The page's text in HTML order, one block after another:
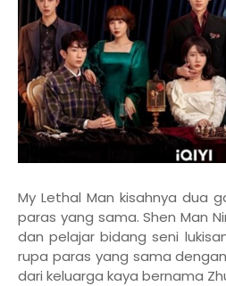
My Lethal Man kisahnya dua
paras yang sama. Shen Man
dan pelajar bidang seni
rupa paras yang sama
dari keluarga kaya bernama